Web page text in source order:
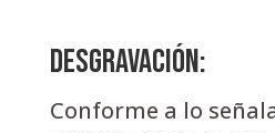
Desgravación:
Conforme a lo